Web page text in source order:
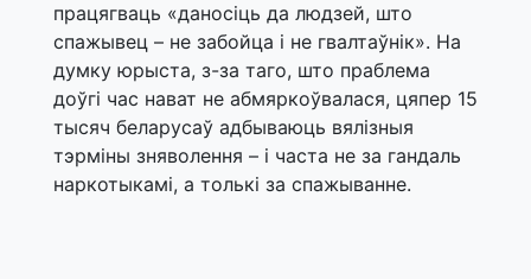
працягваць «даносіць да людзей, што
спажывец – не забойца і не гвалтаўнік». На
думку юрыста, з-за таго, што праблема
доўгі час нават не абмяркоўвалася, цяпер 15
тысяч беларусаў адбываюць вялізныя
тэрміны зняволення – і часта не за гандаль
наркотыкамі, а толькі за спажыванне.